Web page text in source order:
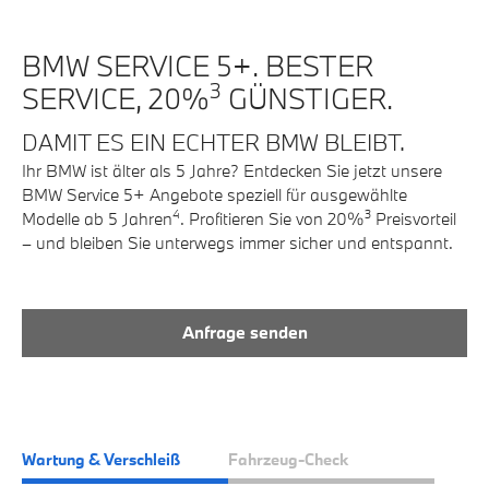
BMW SERVICE 5+. BESTER
SERVICE, 20%3 GÜNSTIGER.
DAMIT ES EIN ECHTER BMW BLEIBT.
Ihr BMW ist älter als 5 Jahre? Entdecken Sie jetzt unsere
BMW Service 5+ Angebote speziell für ausgewählte
Modelle ab 5 Jahren4. Profitieren Sie von 20%3 Preisvorteil
– und bleiben Sie unterwegs immer sicher und entspannt.
Anfrage senden
Wartung & Verschleiß Fahrzeug-Check